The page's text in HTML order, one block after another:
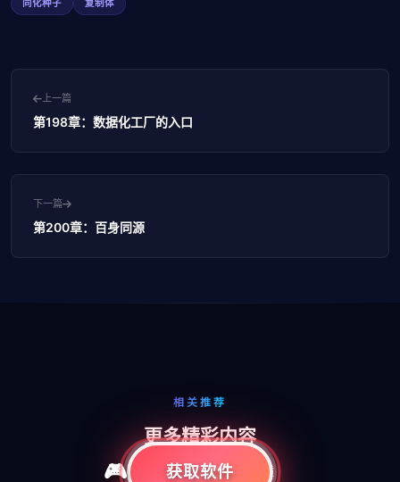
同化种子
复制体
上一篇
第198章：数据化工厂的入口
下一篇
第200章：百身同源
相关推荐
更多精彩内容
同栏目下的其他精彩文章
获取软件